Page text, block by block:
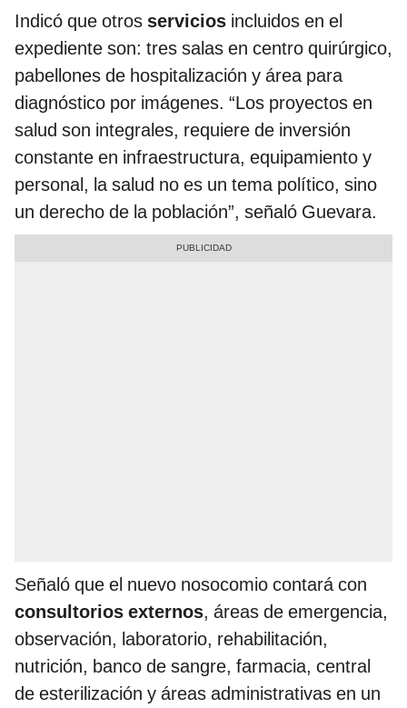
Indicó que otros servicios incluidos en el
expediente son: tres salas en centro quirúrgico,
pabellones de hospitalización y área para
diagnóstico por imágenes. “Los proyectos en
salud son integrales, requiere de inversión
constante en infraestructura, equipamiento y
personal, la salud no es un tema político, sino
un derecho de la población”, señaló Guevara.
Señaló que el nuevo nosocomio contará con
consultorios externos, áreas de emergencia,
observación, laboratorio, rehabilitación,
nutrición, banco de sangre, farmacia, central
de esterilización y áreas administrativas en un